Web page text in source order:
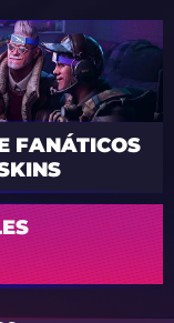
FANÁTICOS